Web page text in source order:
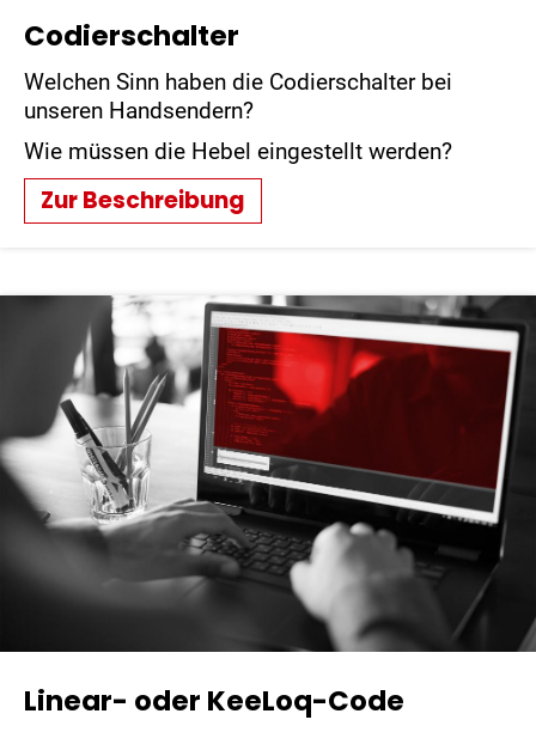
Codierschalter
Welchen Sinn haben die Codierschalter bei
unseren Handsendern?
Wie müssen die Hebel eingestellt werden?
Zur Beschreibung
Linear- oder KeeLoq-Code